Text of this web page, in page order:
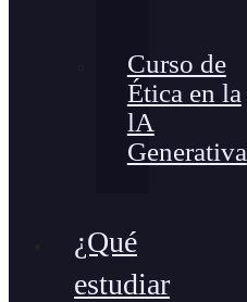
Curso de
Ética en la
lA
Generativa
¿Qué
estudiar